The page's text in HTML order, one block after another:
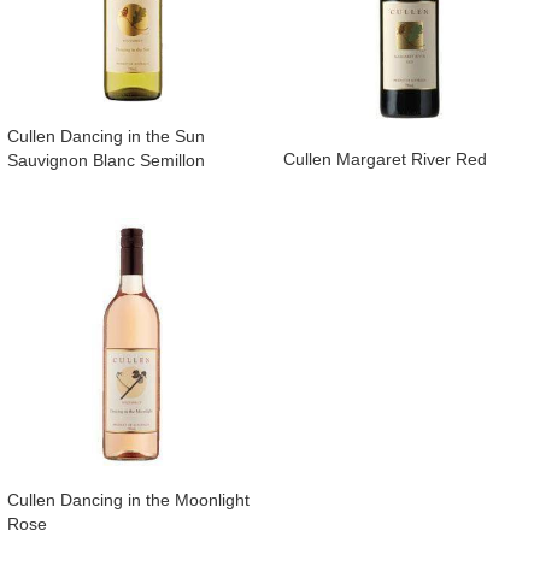
​Cullen Dancing in the Sun
Sauvignon Blanc Semillon
​Cullen Margaret River Red
Cullen Dancing in the Moonlight
Rose